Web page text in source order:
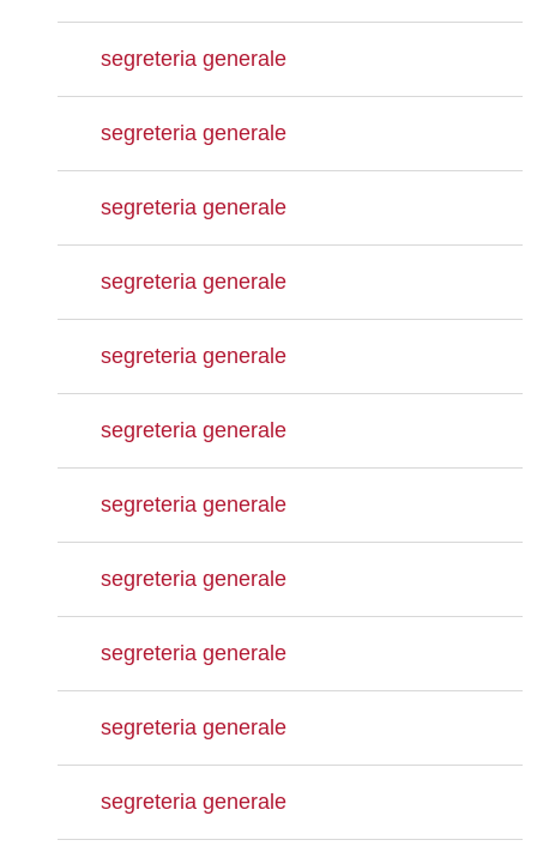
segreteria generale
segreteria generale
segreteria generale
segreteria generale
segreteria generale
segreteria generale
segreteria generale
segreteria generale
segreteria generale
segreteria generale
segreteria generale